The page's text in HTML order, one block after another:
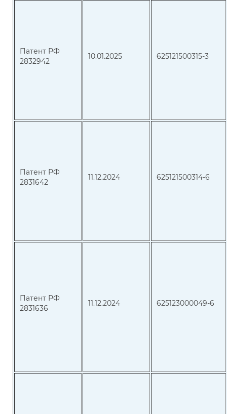
Патент РФ
2832942
10.01.2025 625121500315-3
Патент РФ
2831642
11.12.2024 625121500314-6
Патент РФ
2831636
11.12.2024 625123000049-6